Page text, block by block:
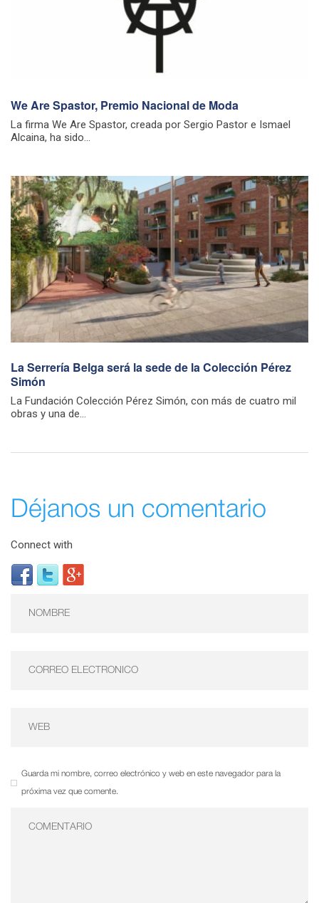
We Are Spastor, Premio Nacional de Moda
La firma We Are Spastor, creada por Sergio Pastor e Ismael
Alcaina, ha sido...
La Serrería Belga será la sede de la Colección Pérez
Simón
La Fundación Colección Pérez Simón, con más de cuatro mil
obras y una de...
Déjanos un comentario
Connect with
Guarda mi nombre, correo electrónico y web en este navegador para la
próxima vez que comente.